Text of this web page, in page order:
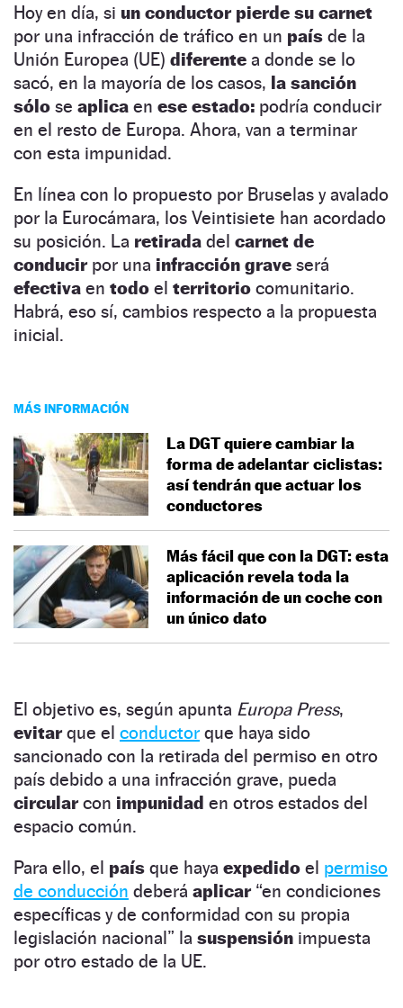
Hoy en día, si un conductor pierde su carnet
por una infracción de tráfico en un país de la
Unión Europea (UE) diferente a donde se lo
sacó, en la mayoría de los casos, la sanción
sólo se aplica en ese estado: podría conducir
en el resto de Europa. Ahora, van a terminar
con esta impunidad.
En línea con lo propuesto por Bruselas y avalado
por la Eurocámara, los Veintisiete han acordado
su posición. La retirada del carnet de
conducir por una infracción grave será
efectiva en todo el territorio comunitario.
Habrá, eso sí, cambios respecto a la propuesta
inicial.
MÁS INFORMACIÓN
La DGT quiere cambiar la
forma de adelantar ciclistas:
así tendrán que actuar los
conductores
Más fácil que con la DGT: esta
aplicación revela toda la
información de un coche con
un único dato
El objetivo es, según apunta Europa Press,
evitarque el conductor que haya sido
sancionado con la retirada del permiso en otro
país debido a una infracción grave, pueda
circularcon impunidad en otros estados del
espacio común.
Para ello, el país que haya expedido el permiso
de conducción deberá aplicar“en condiciones
específicas y de conformidad con su propia
legislación nacional” la suspensión impuesta
por otro estado de la UE.